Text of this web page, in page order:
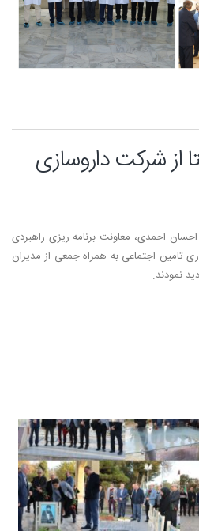
از شرکت داروسازی
احسان احمدی، معاونت برنامه ریزی راهبردی
تامین اجتماعی به همراه جمعی از مدیران
نمودند.